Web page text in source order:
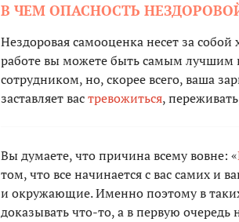
В ЧЕМ ОПАСНОСТЬ
Нездоровая самооценка несет за
работе вы можете быть самым
сотрудником, но, скорее всего, ваша
заставляет вастревожиться,
Вы думаете, что причина всему вовне: «
том, что все начинается с вас самих и
и окружающие. Именно поэтому в
доказывать что-то, а в первую